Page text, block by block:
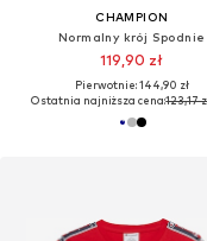
CHAMPION
Normalny krój Spodnie
119,90 zł
Pierwotnie: 144,90 zł
Ostatnia najniższa cena:123,17